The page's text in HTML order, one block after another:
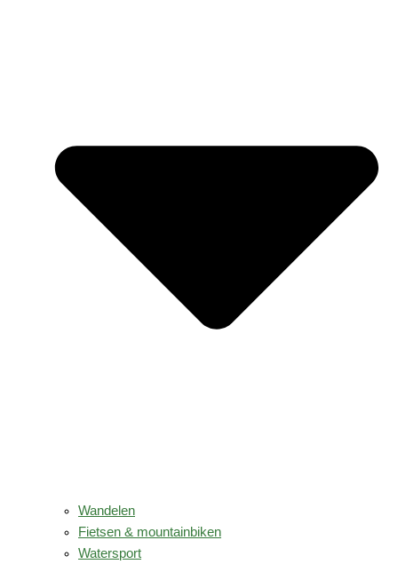
Wandelen
Fietsen & mountainbiken
Watersport